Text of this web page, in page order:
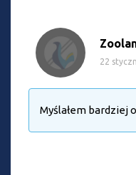
22
Myślałem bardziej